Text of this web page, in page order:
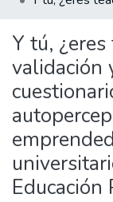
Communities
&
Collections
All of DSpace
Statistics
Y tú,
validación
Educación